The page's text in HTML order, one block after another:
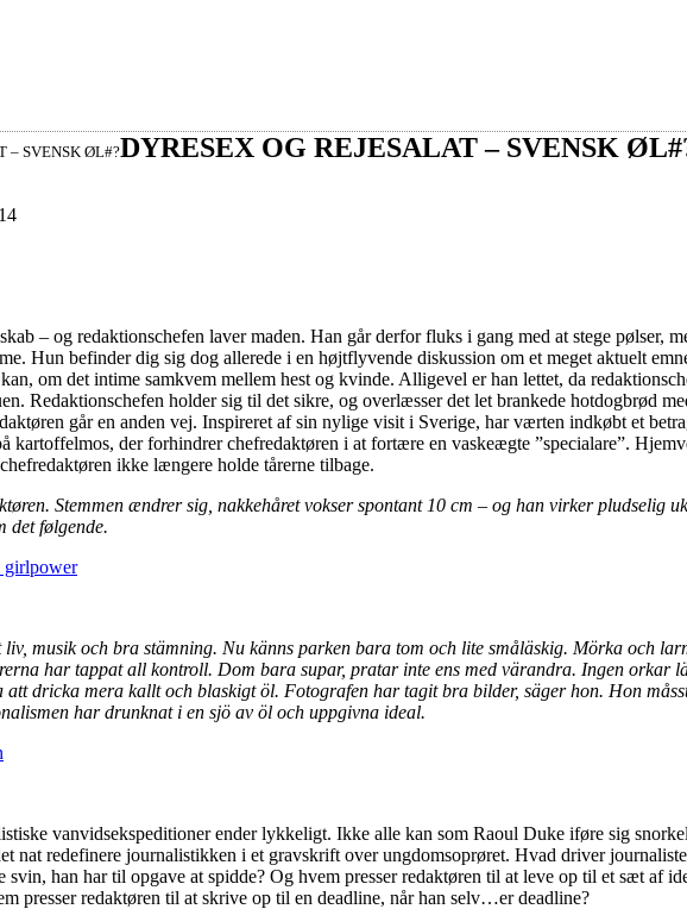
– SVENSK ØL#?DYRESEX OG REJESALAT – SVENSK
– og redaktionschefen laver maden. Han går derfor fluks i gang med at stege pølser,
Hun befinder dig sig dog allerede i en højtflyvende diskussion om et meget aktuelt
om det intime samkvem mellem hest og kvinde. Alligevel er han lettet, da
Redaktionschefen holder sig til det sikre, og overlæsser det let brankede hotdogbrød
går en anden vej. Inspireret af sin nylige visit i Sverige, har værten indkøbt et
kartoffelmos, der forhindrer chefredaktøren i at fortære en vaskeægte ”specialare”.
ikke længere holde tårerne tilbage.
Stemmen ændrer sig, nakkehåret vokser spontant 10 cm – og han virker pludselig
det følgende.
girlpower
musik och bra stämning. Nu känns parken bara tom och lite småläskig. Mörka och
har tappat all kontroll. Dom bara supar, pratar inte ens med värandra. Ingen orkar
dricka mera kallt och blaskigt öl. Fotografen har tagit bra bilder, säger hon. Hon
har drunknat i en sjö av öl och uppgivna ideal.
vanvidsekspeditioner ender lykkeligt. Ikke alle kan som Raoul Duke iføre sig
nat redefinere journalistikken i et gravskrift over ungdomsoprøret. Hvad driver
han har til opgave at spidde? Og hvem presser redaktøren til at leve op til et sæt af
presser redaktøren til at skrive op til en deadline, når han selv…er deadline?